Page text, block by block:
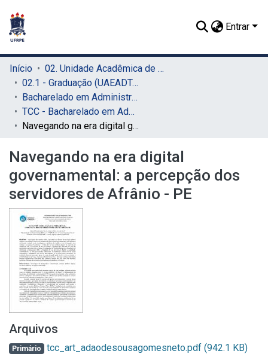
Entrar
Início
02. Unidade Acadêmica de Educação a Distância e Tecnologia (UAEADTec)
02.1 - Graduação (UAEADTec)
Bacharelado em Administração Pública (UAEADTec)
TCC - Bacharelado em Administração Pública (UAEADTec)
Navegando na era digital governamental: a percepção dos servidores de Afrânio - PE
Navegando na era digital
governamental: a percepção dos
servidores de Afrânio - PE
Arquivos
Primário tcc_art_adaodesousagomesneto.pdf (942.1 KB)